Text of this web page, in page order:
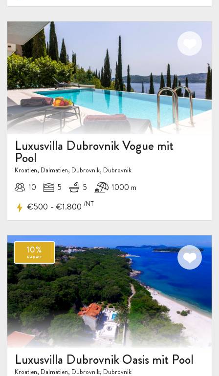
Luxusvilla Dubrovnik Vogue mit
Pool
Kroatien, Dalmatien, Dubrovnik, Dubrovnik
10 5 5 1000 m
€500 - €1.800 /NT
Luxusvilla Dubrovnik Oasis mit Pool
Kroatien, Dalmatien, Dubrovnik, Dubrovnik